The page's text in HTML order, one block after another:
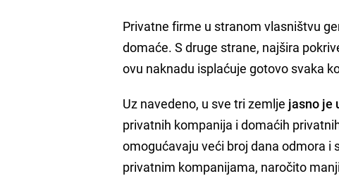
Privatne firme u stranom vlasništvu
domaće. S druge strane, najšira
ovu naknadu isplaćuje gotovo svaka
Uz navedeno, u sve tri zemlje jasno je
privatnih kompanija i domaćih
omogućavaju veći broj dana odmora i
privatnim kompanijama, naročito